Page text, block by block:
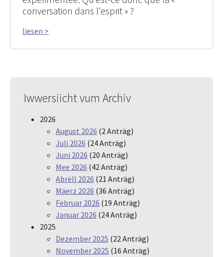
conversation dans l'esprit » ?
liesen >
Iwwersiicht vum Archiv
2026
August 2026 (2 Anträg)
Juli 2026 (24 Anträg)
Juni 2026 (20 Anträg)
Mee 2026 (42 Anträg)
Abrëll 2026 (21 Anträg)
Mäerz 2026 (36 Anträg)
Februar 2026 (19 Anträg)
Januar 2026 (24 Anträg)
2025
Dezember 2025 (22 Anträg)
November 2025 (16 Anträg)